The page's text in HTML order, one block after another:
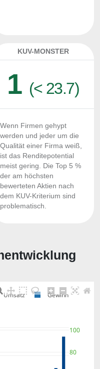
KUV-MONSTER
1 (< 23.7)
Wenn Firmen gehypt
werden und jeder um die
Qualität einer Firma weiß,
ist das Renditepotential
meist gering. Die Top 5 %
der am höchsten
bewerteten Aktien nach
dem KUV-Kriterium sind
problematisch.
80
100
Umsatz Gewinn